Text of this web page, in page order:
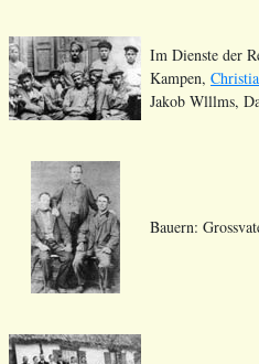
Im Dienste der
Kampen,
Jakob Wlllms,
Bauern: